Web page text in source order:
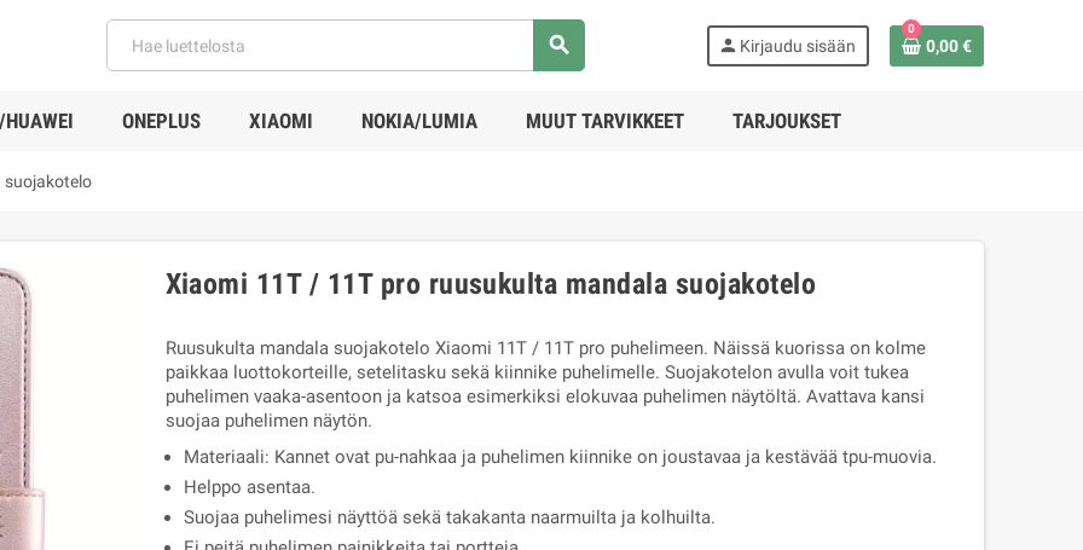
search person Kirjaudu sisään
0
0,00 €
HUAWEI ONEPLUS XIAOMI NOKIA/LUMIA MUUT TARVIKKEET TARJOUKSET
suojakotelo
Xiaomi 11T / 11T pro ruusukulta mandala suojakotelo
Ruusukulta mandala suojakotelo Xiaomi 11T / 11T pro puhelimeen. Näissä kuorissa on kolme
paikkaa luottokorteille, setelitasku sekä kiinnike puhelimelle. Suojakotelon avulla voit tukea
puhelimen vaaka-asentoon ja katsoa esimerkiksi elokuvaa puhelimen näytöltä. Avattava kansi
suojaa puhelimen näytön.
Materiaali: Kannet ovat pu-nahkaa ja puhelimen kiinnike on joustavaa ja kestävää tpu-muovia.
Helppo asentaa.
Suojaa puhelimesi näyttöä sekä takakanta naarmuilta ja kolhuilta.